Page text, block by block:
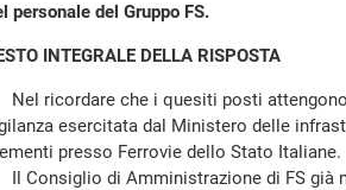
personale del Gruppo FS.
INTEGRALE DELLA RISPOSTA
ricordare che i quesiti posti
esercitata dal Ministero delle
presso Ferrovie dello Stato Italiane.
Consiglio di Amministrazione di FS già